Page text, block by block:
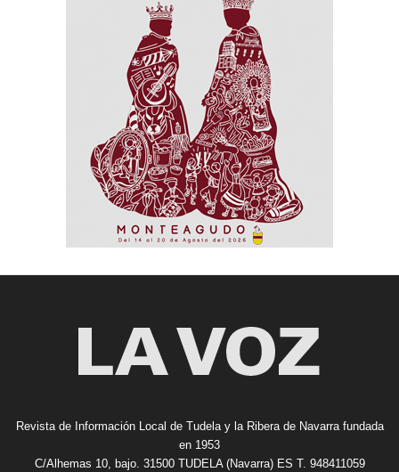
Revista de Información Local de Tudela y la Ribera de Navarra fundada
en 1953
C/Alhemas 10, bajo. 31500 TUDELA (Navarra) ES T. 948411059